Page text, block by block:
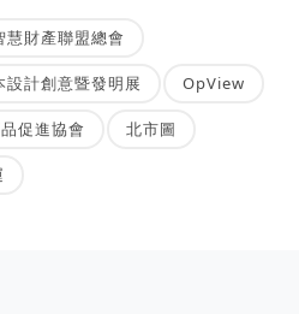
慧財產聯盟總會
設計創意暨發明展 OpView
促進協會 北市圖